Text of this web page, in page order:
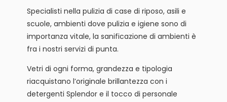
Specialisti nella pulizia di case di riposo, asili e
scuole, ambienti dove pulizia e igiene sono di
importanza vitale, la sanificazione di ambienti è
fra i nostri servizi di punta.
Vetri di ogni forma, grandezza e tipologia
riacquistano l’originale brillantezza con i
detergenti Splendor e il tocco di personale